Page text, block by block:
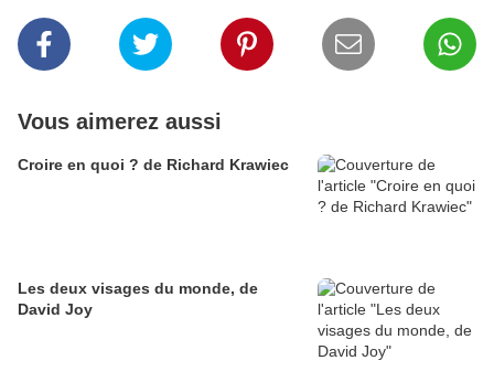
Vous aimerez aussi
Croire en quoi ? de Richard Krawiec
Les deux visages du monde, de
David Joy